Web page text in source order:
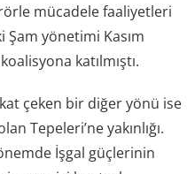
mücadele faaliyetleri
yönetimi Kasım
katılmıştı.
çeken bir diğer yönü ise
Tepeleri’ne yakınlığı.
İşgal güçlerinin